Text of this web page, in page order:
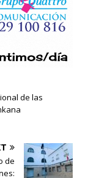
de las
de